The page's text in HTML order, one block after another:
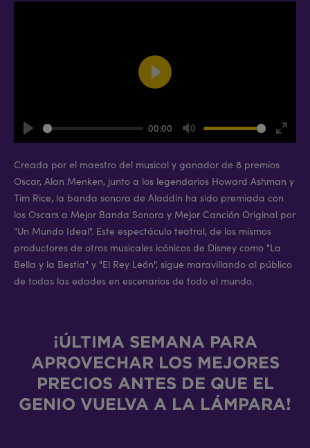
Creada por el maestro del musical y ganador de 8 premios
Oscar, Alan Menken, junto a los legendarios Howard Ashman y
Tim Rice, la banda sonora de Aladdín ha sido premiada con
los Oscars a Mejor Banda Sonora y Mejor Canción Original por
"Un Mundo Ideal". Este espectáculo teatral, de los mismos
productores de otros musicales icónicos de Disney como "La
Bella y la Bestia" y "El Rey León", sigue maravillando al público
de todas las edades en escenarios de todo el mundo.
Play
00:00
Mute
Enter
Play
¡ÚLTIMA SEMANA PARA
APROVECHAR LOS MEJORES
PRECIOS ANTES DE QUE EL
GENIO VUELVA A LA LÁMPARA!